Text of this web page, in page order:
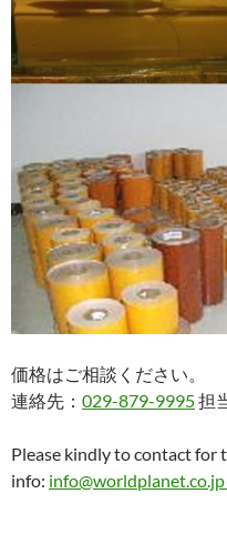
価格はご相談ください。
連絡先： 029-879-9995担
Please kindly to contact for
info: info@worldplanet.co.jp